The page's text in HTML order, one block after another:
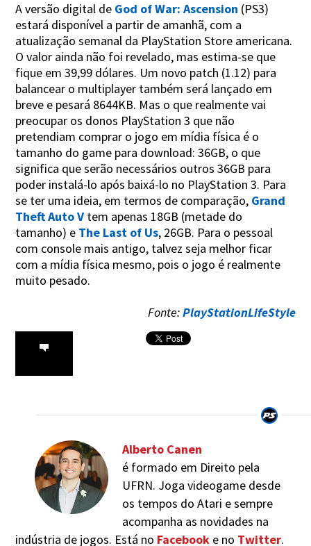
A versão digital de God of War: Ascension (PS3)
estará disponível a partir de amanhã, com a
atualização semanal da PlayStation Store americana.
O valor ainda não foi revelado, mas estima-se que
fique em 39,99 dólares. Um novo patch (1.12) para
balancear o multiplayer também será lançado em
breve e pesará 8644KB. Mas o que realmente vai
preocupar os donos PlayStation 3 que não
pretendiam comprar o jogo em mídia física é o
tamanho do game para download: 36GB, o que
significa que serão necessários outros 36GB para
poder instalá-lo após baixá-lo no PlayStation 3. Para
se ter uma ideia, em termos de comparação, Grand
Theft Auto V tem apenas 18GB (metade do
tamanho) e The Last of Us, 26GB. Para o pessoal
com console mais antigo, talvez seja melhor ficar
com a mídia física mesmo, pois o jogo é realmente
muito pesado.
Fonte:PlayStationLifeStyle
Alberto Canen
é formado em Direito pela
UFRN. Joga videogame desde
os tempos do Atari e sempre
acompanha as novidades na
indústria de jogos. Está no Facebook e no Twitter.